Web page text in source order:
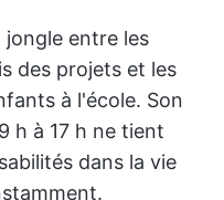
entre les
des projets et les
à l'école. Son
h à 17 h ne tient
dans la vie